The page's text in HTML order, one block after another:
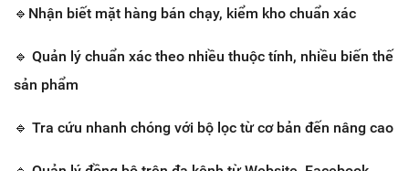
🔹Nhận biết mặt hàng bán chạy, kiểm kho chuẩn xác
🔹 Quản lý chuẩn xác theo nhiều thuộc tính, nhiều biến thế
sản phẩm
🔹 Tra cứu nhanh chóng với bộ lọc từ cơ bản đến nâng cao